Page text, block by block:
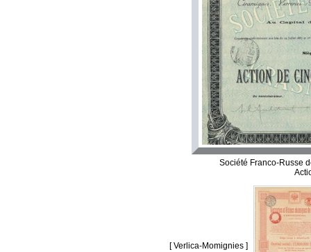
Société Franco-Russe
[ Verlica-Momignies ]